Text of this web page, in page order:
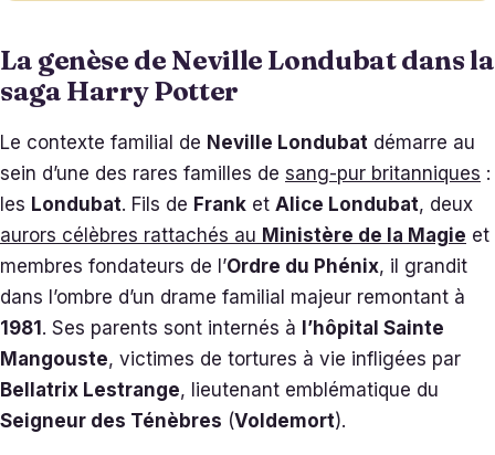
La genèse de Neville Londubat dans la
saga Harry Potter
Le contexte familial de Neville Londubat démarre au
sein d’une des rares familles de sang-pur britanniques :
les Londubat. Fils de Frank et Alice Londubat, deux
aurors célèbres rattachés au Ministère de la Magie et
membres fondateurs de l’Ordre du Phénix, il grandit
dans l’ombre d’un drame familial majeur remontant à
1981 . Ses parents sont internés à l’hôpital Sainte
Mangouste, victimes de tortures à vie infligées par
Bellatrix Lestrange, lieutenant emblématique du
Seigneur des Ténèbres (Voldemort).